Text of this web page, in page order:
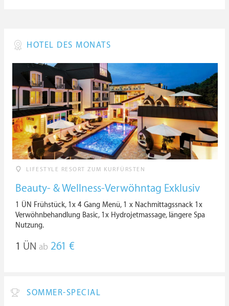
HOTEL DES MONATS
LIFESTYLE RESORT ZUM KURFÜRSTEN
Beauty- & Wellness-Verwöhntag Exklusiv
1 ÜN Frühstück, 1x 4 Gang Menü, 1 x Nachmittagssnack 1x
Verwöhnbehandlung Basic, 1x Hydrojetmassage, längere Spa
Nutzung.
1 ÜN ab 261 €
SOMMER-SPECIAL